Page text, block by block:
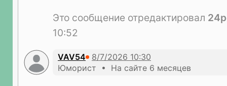
Это сообщение отредактировал
10:52
VAV54
Юморист • На сайте 6 месяцев